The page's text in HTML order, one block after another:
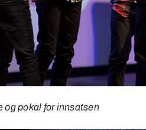
pokal for innsatsen